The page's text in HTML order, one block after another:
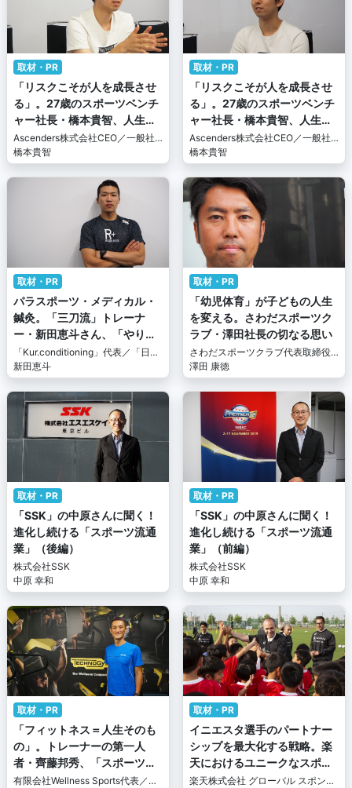
取材・PR
「リスクこそが人を成長させ
る」。27歳のスポーツベンチ
ャー社長・橋本貴智、人生の
信念（後編）
Ascenders株式会社CEO／一般社
団法人JapanSportsHub 代表理事
橋本貴智
取材・PR
「リスクこそが人を成長させ
る」。27歳のスポーツベンチ
ャー社長・橋本貴智、人生の
信念（前編）
Ascenders株式会社CEO／一般社
団法人JapanSportsHub 代表理事
橋本貴智
取材・PR
パラスポーツ・メディカル・
鍼灸。「三刀流」トレーナ
ー・新田恵斗さん、「やりが
いは人が変わる瞬間」
「Kur.conditioning」代表／「日本
車いすラグビー連盟」メディカル
部会強化トレーナー／「ウェルネ
スジム山王」ケアスタッフ
新田恵斗
取材・PR
「幼児体育」が子どもの人生
を変える。さわだスポーツク
ラブ・澤田社長の切なる思い
さわだスポーツクラブ代表取締役
社長
澤田 康徳
取材・PR
「SSK」の中原さんに聞く！
進化し続ける「スポーツ流通
業」（後編）
株式会社SSK
中原 幸和
取材・PR
「SSK」の中原さんに聞く！
進化し続ける「スポーツ流通
業」（前編）
株式会社SSK
中原 幸和
取材・PR
「フィットネス＝人生そのも
の」。トレーナーの第一人
者・齊藤邦秀、「スポーツ業
界への関わり方は無限大」
有限会社Wellness Sports代表／
取材・PR
イニエスタ選手のパートナー
シップを最大化する戦略。楽
天におけるユニークなスポー
ツマーケティングとは。
楽天株式会社 グローバル スポンサ